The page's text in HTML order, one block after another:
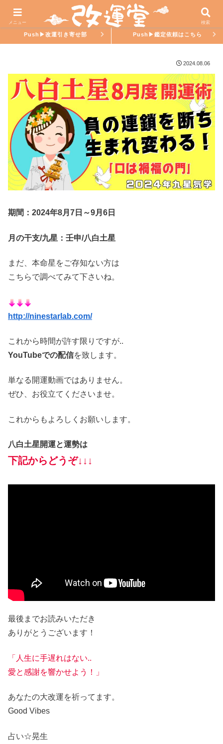
ホーム 氣學ラブ
Push▶︎改運引き寄せ部 Push▶︎鑑定依頼はこちら
2024.08.06
期間：2024年8月7日～9月6日
月の干支/九星：壬申/八白土星
まだ、本命星をご存知ない方は
こちらで調べてみて下さいね。
http://ninestarlab.com/
これから時間が許す限りですが..
YouTubeでの配信を致します。
単なる開運動画ではありません。
ぜひ、お役立てくださいませ。
これからもよろしくお願いします。
八白土星開運と運勢は
下記からどうぞ↓↓↓
最後までお読みいただき
ありがとうございます！
「人生に手遅れはない..
愛と感謝を響かせよう！」
あなたの大改運を祈ってます。
Good Vibes
占い☆晃生
メニュー 検索